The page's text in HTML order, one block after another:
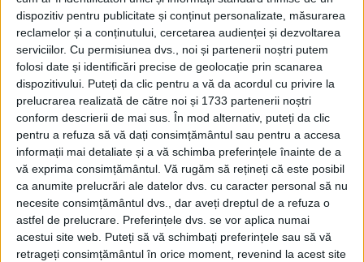
dispozitiv pentru publicitate și conținut personalizate, măsurarea
reclamelor și a conținutului, cercetarea audienței și dezvoltarea
serviciilor. Cu permisiunea dvs., noi și partenerii noștri putem
folosi date și identificări precise de geolocație prin scanarea
dispozitivului. Puteți da clic pentru a vă da acordul cu privire la
prelucrarea realizată de către noi și 1733 partenerii noștri
conform descrierii de mai sus. În mod alternativ, puteți da clic
pentru a refuza să vă dați consimțământul sau pentru a accesa
informații mai detaliate și a vă schimba preferințele înainte de a
vă exprima consimțământul. Vă rugăm să rețineți că este posibil
ca anumite prelucrări ale datelor dvs. cu caracter personal să nu
necesite consimțământul dvs., dar aveți dreptul de a refuza o
astfel de prelucrare. Preferințele dvs. se vor aplica numai
acestui site web. Puteți să vă schimbați preferințele sau să vă
retrageți consimțământul în orice moment, revenind la acest site
care vor avea nevoie de internare de zi vor fi cazate la
secțiile Dermatologie și Geriatrie, care acum sînt
goale.
Tags: Alexandru Calancea centru de evaluare
Spitalul Județean Suceava
Articolesimilare